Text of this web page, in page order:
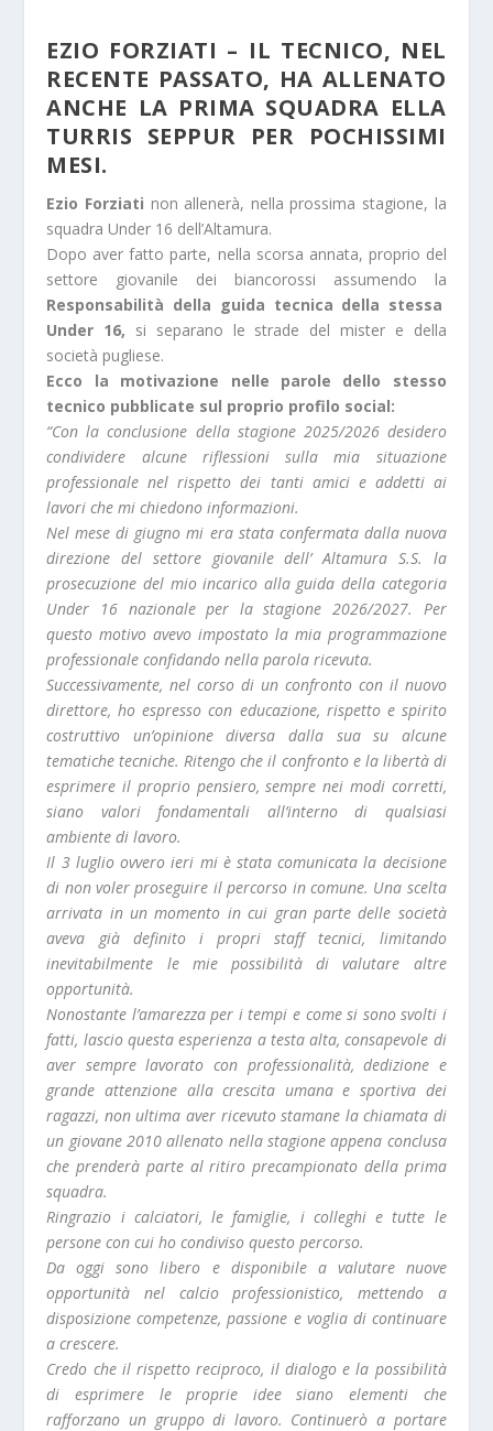
EZIO FORZIATI – IL TECNICO, NEL
RECENTE PASSATO, HA ALLENATO
ANCHE LA PRIMA SQUADRA ELLA
TURRIS SEPPUR PER POCHISSIMI
MESI.
Ezio Forziati non allenerà, nella prossima stagione, la
squadra Under 16 dell’Altamura.
Dopo aver fatto parte, nella scorsa annata, proprio del
settore giovanile dei biancorossi assumendo la
Responsabilità della guida tecnica della stessa
Under 16, si separano le strade del mister e della
società pugliese.
Ecco la motivazione nelle parole dello stesso
tecnico pubblicate sul proprio profilo social:
“Con la conclusione della stagione 2025/2026 desidero
condividere alcune riflessioni sulla mia situazione
professionale nel rispetto dei tanti amici e addetti ai
lavori che mi chiedono informazioni.
Nel mese di giugno mi era stata confermata dalla nuova
direzione del settore giovanile dell’ Altamura S.S. la
prosecuzione del mio incarico alla guida della categoria
Under 16 nazionale per la stagione 2026/2027. Per
questo motivo avevo impostato la mia programmazione
professionale confidando nella parola ricevuta.
Successivamente, nel corso di un confronto con il nuovo
direttore, ho espresso con educazione, rispetto e spirito
costruttivo un’opinione diversa dalla sua su alcune
tematiche tecniche. Ritengo che il confronto e la libertà di
esprimere il proprio pensiero, sempre nei modi corretti,
siano valori fondamentali all’interno di qualsiasi
ambiente di lavoro.
Il 3 luglio ovvero ieri mi è stata comunicata la decisione
di non voler proseguire il percorso in comune. Una scelta
arrivata in un momento in cui gran parte delle società
aveva già definito i propri staff tecnici, limitando
inevitabilmente le mie possibilità di valutare altre
opportunità.
Nonostante l’amarezza per i tempi e come si sono svolti i
fatti, lascio questa esperienza a testa alta, consapevole di
aver sempre lavorato con professionalità, dedizione e
grande attenzione alla crescita umana e sportiva dei
ragazzi, non ultima aver ricevuto stamane la chiamata di
un giovane 2010 allenato nella stagione appena conclusa
che prenderà parte al ritiro precampionato della prima
squadra.
Ringrazio i calciatori, le famiglie, i colleghi e tutte le
persone con cui ho condiviso questo percorso.
Da oggi sono libero e disponibile a valutare nuove
opportunità nel calcio professionistico, mettendo a
disposizione competenze, passione e voglia di continuare
a crescere.
Credo che il rispetto reciproco, il dialogo e la possibilità
di esprimere le proprie idee siano elementi che
rafforzano un gruppo di lavoro. Continuerò a portare